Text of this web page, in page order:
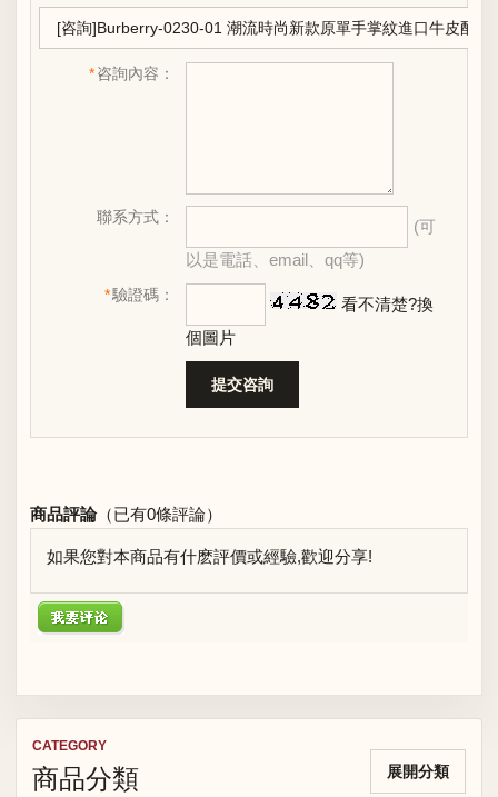
CATEGORY
商品分類 展開分類
*咨詢內容：
聯系方式：
(可
以是電話、email、qq等)
*驗證碼：
看不清楚?換
個圖片
商品評論（已有0條評論）
如果您對本商品有什麽評價或經驗,歡迎分享!